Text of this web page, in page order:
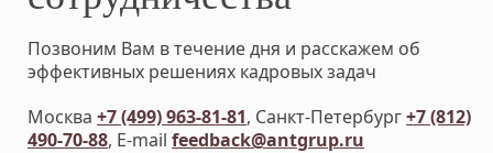
Позвоним Вам в течение дня и расскажем об
эффективных решениях кадровых задач
Москва +7 (499) 963-81-81, Санкт-Петербург+7 (812)
490-70-88, E-mail feedback@antgrup.ru